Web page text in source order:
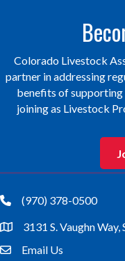
Colorado Livestock
partner in addressing
benefits of
joining as Livestock
phone(970) 378-0500
location3131 S. Vaughn
emailEmail Us